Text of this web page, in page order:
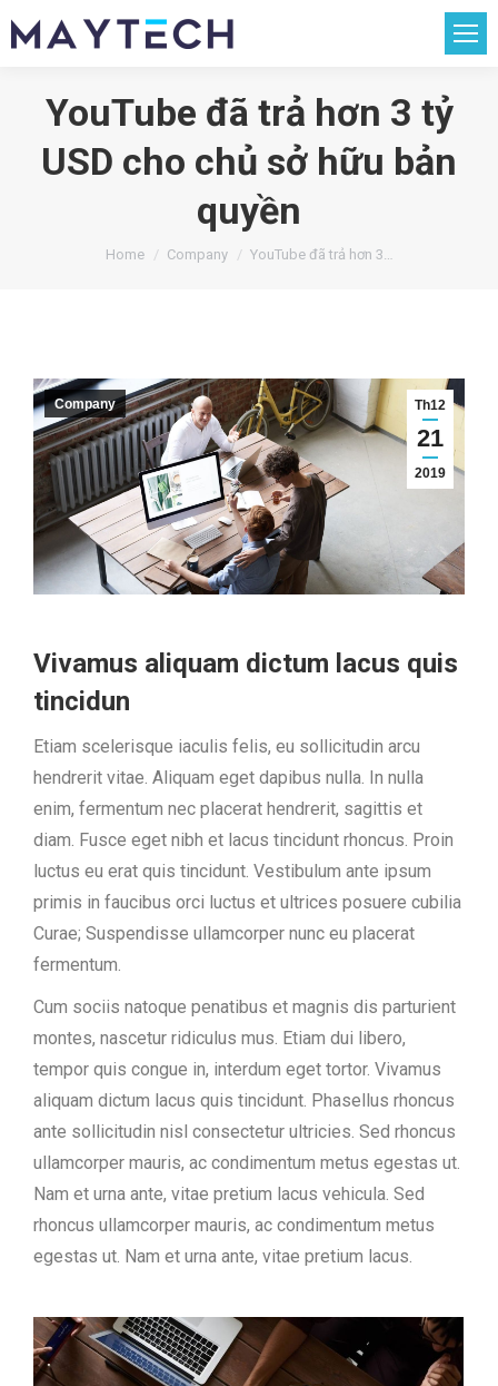
YouTube đã trả hơn 3 tỷ
USD cho chủ sở hữu bản
quyền
You are here:
Home Company YouTube đã trả hơn 3…
Th12
21
2019
Company
Vivamus aliquam dictum lacus quis
tincidun
Etiam scelerisque iaculis felis, eu sollicitudin arcu
hendrerit vitae. Aliquam eget dapibus nulla. In nulla
enim, fermentum nec placerat hendrerit, sagittis et
diam. Fusce eget nibh et lacus tincidunt rhoncus. Proin
luctus eu erat quis tincidunt. Vestibulum ante ipsum
primis in faucibus orci luctus et ultrices posuere cubilia
Curae; Suspendisse ullamcorper nunc eu placerat
fermentum.
Cum sociis natoque penatibus et magnis dis parturient
montes, nascetur ridiculus mus. Etiam dui libero,
tempor quis congue in, interdum eget tortor. Vivamus
aliquam dictum lacus quis tincidunt. Phasellus rhoncus
ante sollicitudin nisl consectetur ultricies. Sed rhoncus
ullamcorper mauris, ac condimentum metus egestas ut.
Nam et urna ante, vitae pretium lacus vehicula. Sed
rhoncus ullamcorper mauris, ac condimentum metus
egestas ut. Nam et urna ante, vitae pretium lacus.